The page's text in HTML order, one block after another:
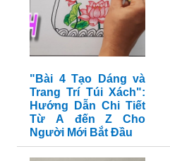
"Bài 4 Tạo Dáng và
Trang Trí Túi Xách":
Hướng Dẫn Chi Tiết
Từ A đến Z Cho
Người Mới Bắt Đầu